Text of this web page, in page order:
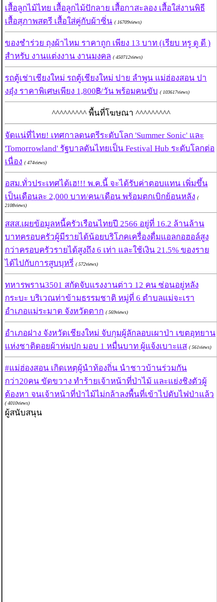
เสื้อลูกไม้ไทย เสื้อลูกไม้ปักลาย เสื้อกาสะลอง เสื้อใส่งานพิธี
เสื้อสุภาพสตรี เสื้อใส่คู่กับผ้าซิ่น ( 16709views)
ของชำร่วย ถุงผ้าไหม ราคาถูก เพียง 13 บาท (เรียบ หรู ดู ดี )
สำหรับ งานแต่งงาน งานมงคล ( 450712views)
รถตู้เช่าเชียงใหม่ รถตู้เชียงใหม่ ปาย ลำพูน แม่ฮ่องสอน ปา
งอุ๋ง ราคาพิเศษเพียง 1,800฿/วัน พร้อมคนขับ ( 103617views)
^^^^^^^^^ พื้นที่โฆษณา ^^^^^^^^^
จัดแน่ที่ไทย! เทศกาลดนตรีระดับโลก 'Summer Sonic' และ
'Tomorrowland' รัฐบาลดันไทยเป็น Festival Hub ระดับโลกต่อ
เนื่อง ( 474views)
อสม.ทั่วประเทศได้เฮ!!! พ.ค.นี้ จะได้รับค่าตอบแทน เพิ่มขึ้น
เป็นเดือนละ 2,000 บาท/คน/เดือน พร้อมตกเบิกย้อนหลัง (
2108views)
สสส.เผยข้อมูลหนี้ครัวเรือนไทยปี 2566 อยู่ที่ 16.2 ล้านล้าน
บาทครอบครัวผู้มีรายได้น้อยบริโภคเครื่องดื่มแอลกอฮอล์สูง
กว่าครอบครัวรายได้สูงถึง 6 เท่า และใช้เงิน 21.5% ของราย
ได้ไปกับการสูบบุหรี่ ( 572views)
ทหารพราน3501 สกัดจับแรงงานต่าว 12 คน ซ่อนอยู่หลัง
กระบะ บริเวณท่าข้ามธรรมชาติ หมู่ที่ 6 ตำบลแม่จะเรา
อำเภอแม่ระมาด จังหวัดตาก ( 569views)
อำเภอฝาง จังหวัดเชียงใหม่ จับกุมผู้ลักลอบเผาป่า เขตอุทยาน
แห่งชาติดอยผ้าห่มปก มอบ 1 หมื่นบาท ผู้แจ้งเบาะแส ( 561views)
#แม่ฮ่องสอน เกิดเหตุผู้นำท้องถิ่น นำชาวบ้านร่วมกัน
กว่า20คน ขัดขวาง ทำร้ายเจ้าหน้าที่ป่าไม้ และแย่งชิงตัวผู้
ต้องหา จนเจ้าหน้าที่ป่าไม้ไม่กล้าลงพื้นที่เข้าไปดับไฟป่าแล้ว
( 4010views)
ผู้สนับสนุน